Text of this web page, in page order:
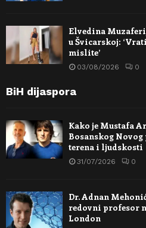
Elvedina
u Švicarskoj:
mislite’
03/08/2026 0
BiH dijaspora
Kako je Mustafa
Bosanskog
terena i ljudskosti
31/07/2026 0
Dr. Adnan
redovni profesor
London